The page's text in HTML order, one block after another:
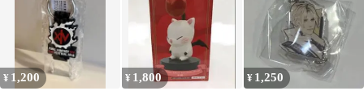
¥ 1,200 ¥ 1,800 ¥ 1,250